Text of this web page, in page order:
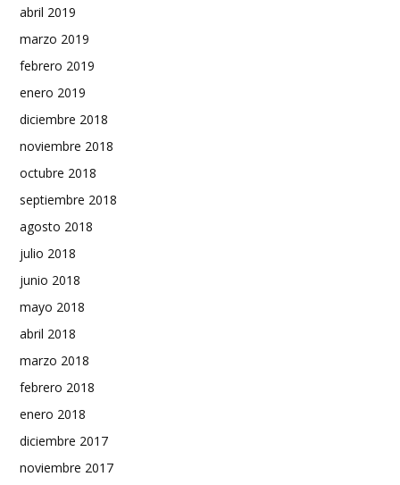
abril 2019
marzo 2019
febrero 2019
enero 2019
diciembre 2018
noviembre 2018
octubre 2018
septiembre 2018
agosto 2018
julio 2018
junio 2018
mayo 2018
abril 2018
marzo 2018
febrero 2018
enero 2018
diciembre 2017
noviembre 2017